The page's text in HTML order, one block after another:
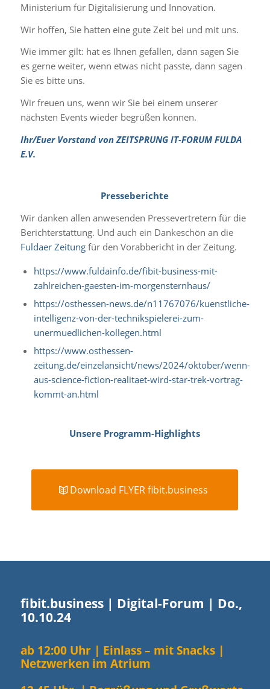
Ministerium für Digitalisierung und Innovation.
Wir hoffen, Sie hatten eine gute Zeit bei und mit uns.
Wie immer gilt: hat es Ihnen gefallen, dann sagen Sie
es gerne weiter, wenn etwas nicht passte, dann sagen
Sie es bitte uns.
Wir freuen uns, wenn wir Sie bei einem unserer
nächsten Events wieder begrüßen können.
Ihr/Euer Vorstandvon ZEITSPRUNG IT-FORUM FULDA
E.V.
Presseberichte
Wir danken allen anwesenden Pressevertretern für die
Berichterstattung. Und auch ein Dankeschön an die
Fuldaer Zeitungfür den Vorabbericht in der Zeitung.
https://www.fuldainfo.de/fibit-business-mit-
zahlreichen-gaesten-im-morgensternhaus/
https://osthessen-news.de/n11767076/kuenstliche-
intelligenz-von-der-technikspielerei-zum-
unermuedlichen-kollegen.html
https://www.osthessen-
zeitung.de/einzelansicht/news/2024/oktober/wenn-
aus-science-fiction-realitaet-wird-star-trek-vortrag-
kommt-an.html
Unsere Programm-Highlights
Download FLYER fibit.business
fibit.business | Digital-Forum | Do.,
10.10.24
ab 12:00 Uhr | Einlass – mit Snacks |
Netzwerken im Atrium